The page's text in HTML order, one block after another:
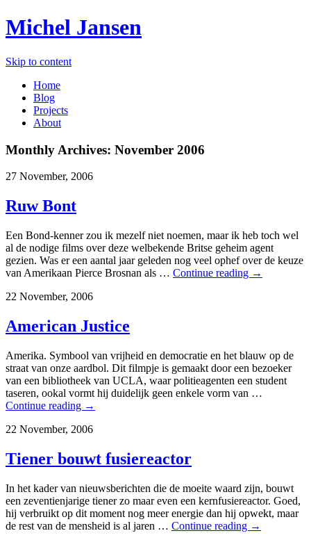
Michel Jansen
Skip to content
Home
Blog
Projects
About
Monthly Archives: November 2006
27 November, 2006
Ruw Bont
Een Bond-kenner zou ik mezelf niet noemen, maar ik heb toch wel
al de nodige films over deze welbekende Britse geheim agent
gezien. Was er een aantal jaar geleden nog veel ophef over de keuze
van Amerikaan Pierce Brosnan als … Continue reading →
22 November, 2006
American Justice
Amerika. Symbool van vrijheid en democratie en het blauw op de
straat van onze aardbol. Dit filmpje is gemaakt door een bezoeker
van een bibliotheek van UCLA, waar politieagenten een student
taseren, ookal vormt hij duidelijk geen enkele vorm van …
Continue reading →
22 November, 2006
Tiener bouwt fusiereactor
In het kader van nieuwsberichten die de moeite waard zijn, bouwt
een zeventienjarige tiener zo maar even een kernfusiereactor. Goed,
hij verbruikt op dit moment nog meer energie dan hij opwekt, maar
de rest van de mensheid is al jaren … Continue reading →